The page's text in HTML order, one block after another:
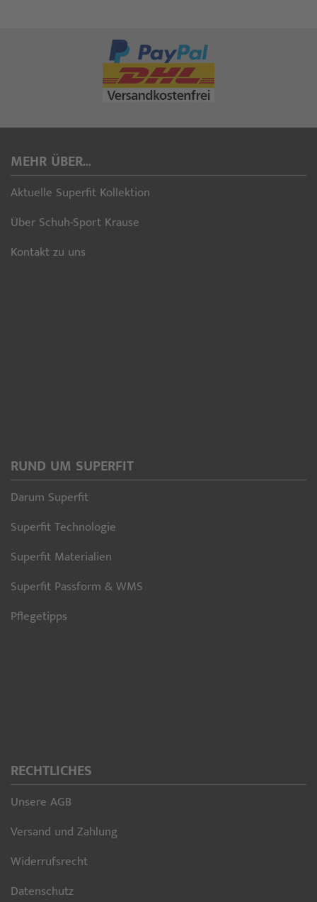
MEHR ÜBER...
Aktuelle Superfit Kollektion
Über Schuh-Sport Krause
Kontakt zu uns
RUND UM SUPERFIT
Darum Superfit
Superfit Technologie
Superfit Materialien
Superfit Passform & WMS
Pflegetipps
RECHTLICHES
Unsere AGB
Versand und Zahlung
Widerrufsrecht
Datenschutz